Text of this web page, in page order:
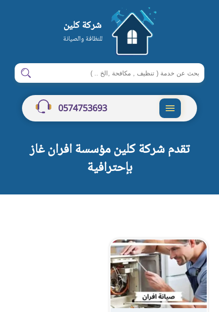
شركة كلين
للنظافة والصيانة
ابحث
في
شركة
كلين
ابحث
0574753693
تقدم شركة كلين مؤسسة افران غاز
بإحترافية